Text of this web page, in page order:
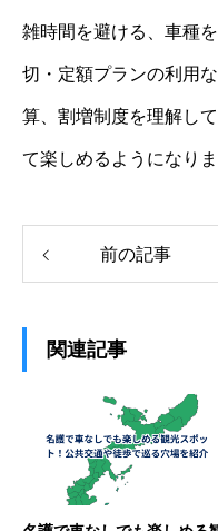
雑時間を避ける、車種
切・定額プランの利用
算、割増制度を理解し
て楽しめるようになりま
前の記事
関連記事